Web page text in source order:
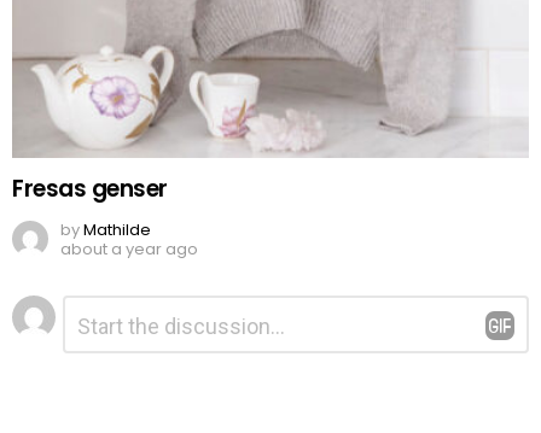
Fresas genser
byMathilde
about a year ago
Legg
igjen
Kommentar